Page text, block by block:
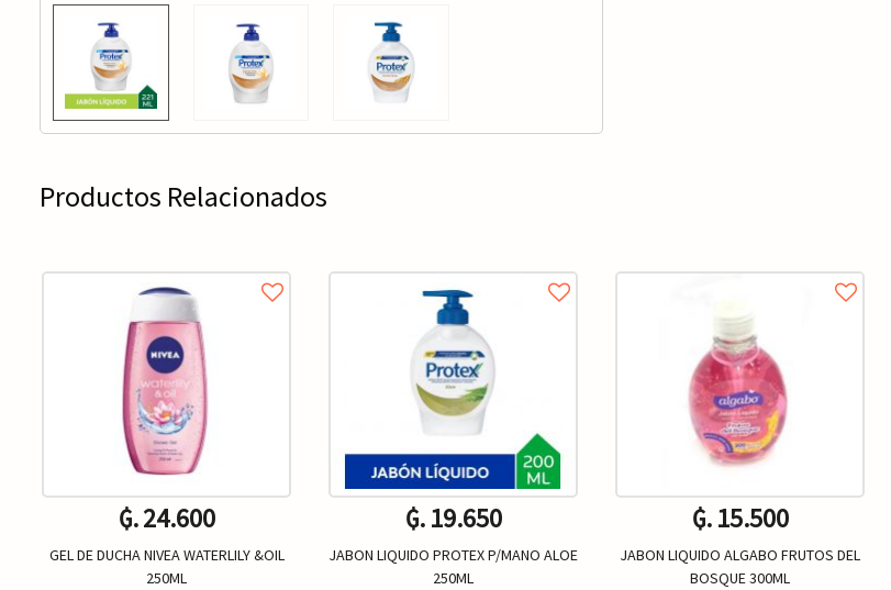
Productos Relacionados
₲. 24.600
GEL DE DUCHA NIVEA WATERLILY &OIL
250ML
₲. 19.650
JABON LIQUIDO PROTEX P/MANO ALOE
250ML
₲. 15.500
JABON LIQUIDO ALGABO FRUTOS DEL
BOSQUE 300ML